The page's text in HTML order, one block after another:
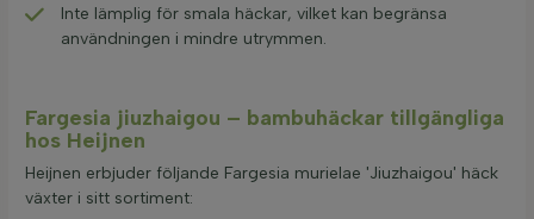
Inte lämplig för smala häckar, vilket kan begränsa
användningen i mindre utrymmen.
Fargesia jiuzhaigou – bambuhäckar tillgängliga
hos Heijnen
Heijnen erbjuder följande Fargesia murielae 'Jiuzhaigou' häck
växter i sitt sortiment: